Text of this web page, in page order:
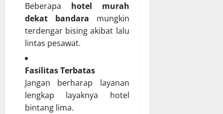
Beberapa hotel murah
dekat bandara mungkin
terdengar bising akibat lalu
lintas pesawat.
Fasilitas Terbatas
Jangan berharap layanan
lengkap layaknya hotel
bintang lima.